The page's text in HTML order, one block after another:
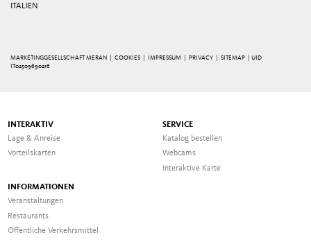
ITALIEN
MARKETINGGESELLSCHAFT MERAN | COOKIES IMPRESSUM PRIVACY |SITEMAP
| UID
IT02509690216
INTERAKTIV
Lage & Anreise
Vorteilskarten
SERVICE
Katalog bestellen
Webcams
Interaktive Karte
INFORMATIONEN
Veranstaltungen
Restaurants
Öffentliche Verkehrsmittel